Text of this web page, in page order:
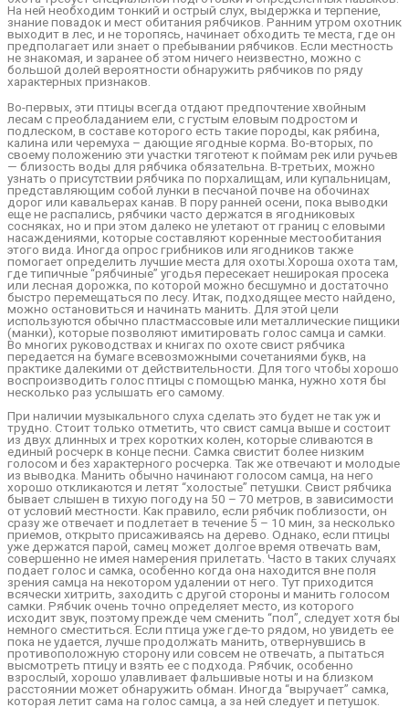
На ней необходим тонкий и острый слух, выдержка и терпение,
знание повадок и мест обитания рябчиков. Ранним утром охотник
выходит в лес, и не торопясь, начинает обходить те места, где он
предполагает или знает о пребывании рябчиков. Если местность
не знакомая, и заранее об этом ничего неизвестно, можно с
большой долей вероятности обнаружить рябчиков по ряду
характерных признаков.
Во-первых, эти птицы всегда отдают предпочтение хвойным
лесам с преобладанием ели, с густым еловым подростом и
подлеском, в составе которого есть такие породы, как рябина,
калина или черемуха – дающие ягодные корма. Во-вторых, по
своему положению эти участки тяготеют к поймам рек или ручьев
— близость воды для рябчика обязательна. В-третьих, можно
узнать о присутствии рябчика по порхалищам, или купальницам,
представляющим собой лунки в песчаной почве на обочинах
дорог или кавальерах канав. В пору ранней осени, пока выводки
еще не распались, рябчики часто держатся в ягодниковых
сосняках, но и при этом далеко не улетают от границ с еловыми
насаждениями, которые составляют коренные местообитания
этого вида. Иногда опрос грибников или ягодников также
помогает определить лучшие места для охоты.Хороша охота там,
где типичные “рябчиные” угодья пересекает неширокая просека
или лесная дорожка, по которой можно бесшумно и достаточно
быстро перемещаться по лесу. Итак, подходящее место найдено,
можно остановиться и начинать манить. Для этой цели
используются обычно пластмассовые или металлические пищики
(манки), которые позволяют имитировать голос самца и самки.
Во многих руководствах и книгах по охоте свист рябчика
передается на бумаге всевозможными сочетаниями букв, на
практике далекими от действительности. Для того чтобы хорошо
воспроизводить голос птицы с помощью манка, нужно хотя бы
несколько раз услышать его самому.
При наличии музыкального слуха сделать это будет не так уж и
трудно. Стоит только отметить, что свист самца выше и состоит
из двух длинных и трех коротких колен, которые сливаются в
единый росчерк в конце песни. Самка свистит более низким
голосом и без характерного росчерка. Так же отвечают и молодые
из выводка. Манить обычно начинают голосом самца, на него
хорошо откликаются и летят “холостые” петушки. Свист рябчика
бывает слышен в тихую погоду на 50 – 70 метров, в зависимости
от условий местности. Как правило, если рябчик поблизости, он
сразу же отвечает и подлетает в течение 5 – 10 мин, за несколько
приемов, открыто присаживаясь на дерево. Однако, если птицы
уже держатся парой, самец может долгое время отвечать вам,
совершенно не имея намерения прилетать. Часто в таких случаях
подает голос и самка, особенно когда она находится вне поля
зрения самца на некотором удалении от него. Тут приходится
всячески хитрить, заходить с другой стороны и манить голосом
самки. Рябчик очень точно определяет место, из которого
исходит звук, поэтому прежде чем сменить “пол”, следует хотя бы
немного сместиться. Если птица уже где-то рядом, но увидеть ее
пока не удается, лучше продолжать манить, отвернувшись в
противоположную сторону или совсем не отвечать, а пытаться
высмотреть птицу и взять ее с подхода. Рябчик, особенно
взрослый, хорошо улавливает фальшивые ноты и на близком
расстоянии может обнаружить обман. Иногда “выручает” самка,
которая летит сама на голос самца, а за ней следует и петушок.